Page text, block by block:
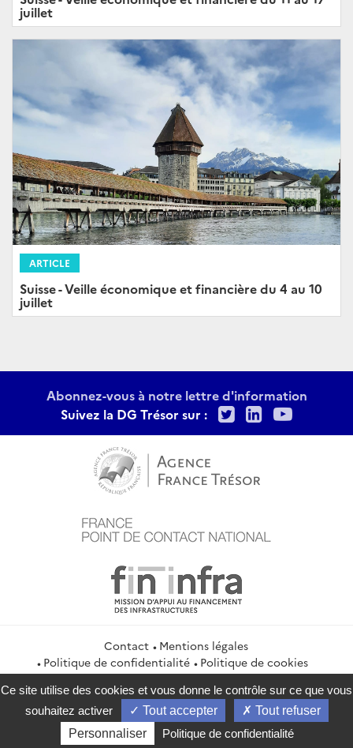
juillet
ARTICLE
Suisse - Veille économique et financière du 4 au 10
juillet
Abonnez-vous à notre lettre d'information
Suivez la DG Trésor sur :
TwitterLinkedIn
Contact
Mentions légales
Politique de confidentialité
Politique de cookies
Gestion des cookies
Flux RSS
service-public.gouv.fr
legifrance.gouv.fr
info.gouv.fr
data.gouv.fr
Ce site utilise des cookies et vous donne le contrôle sur ce que vous
souhaitez activer
Tout accepter
Tout refuser
Personnaliser
Politique de confidentialité